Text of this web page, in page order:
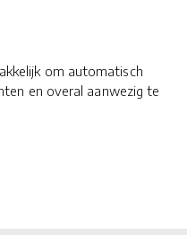
om automatisch
en overal aanwezig te